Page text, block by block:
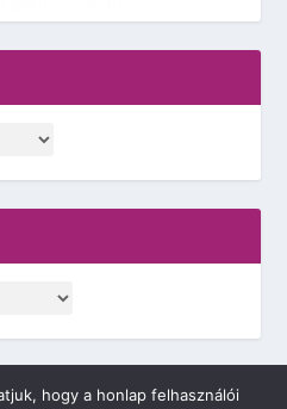
hogy a honlap felhasználói